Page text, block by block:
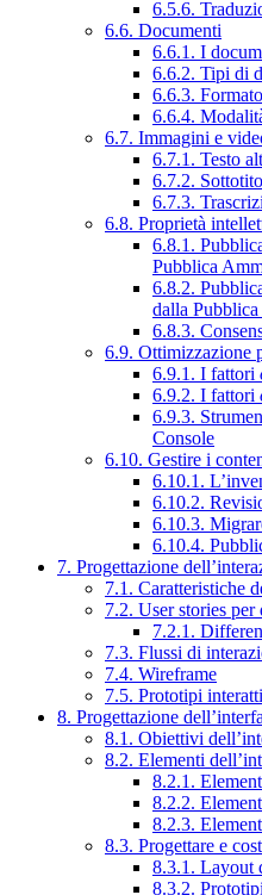
6.5.6.
6.6. Documenti
6.6.1. I
6.6.2. Tipi di
6.6.3.
6.6.4.
6.7. Immagini e
6.7.1. Testo
6.7.2.
6.7.3.
6.8. Proprietà
6.8.1.
Pubblica
6.8.2.
dalla
6.8.3.
6.9. Ottimizzazione
6.9.1. I fattori
6.9.2. I fattori
6.9.3.
Console
6.10. Gestire i
6.10.1.
6.10.2.
6.10.3.
6.10.4.
7. Progettazione
7.1. Caratteristiche
7.2. User stories
7.2.1.
7.3. Flussi di
7.4. Wireframe
7.5. Prototipi
8. Progettazione
8.1. Obiettivi
8.2. Elementi
8.2.1.
8.2.2.
8.2.3.
8.3. Progettare e
8.3.1. Layout
8.3.2.